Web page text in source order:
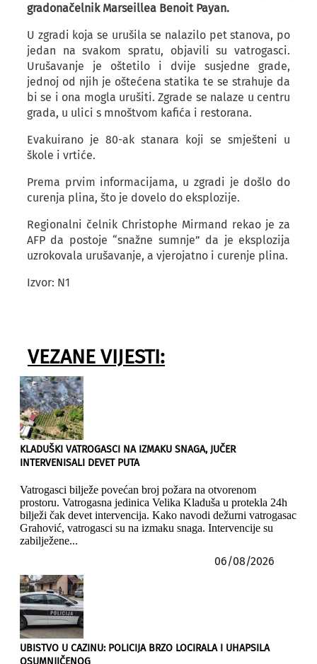
gradonačelnik Marseillea Benoit Payan.
U zgradi koja se urušila se nalazilo pet stanova, po
jedan na svakom spratu, objavili su vatrogasci.
Urušavanje je oštetilo i dvije susjedne grade,
jednoj od njih je oštećena statika te se strahuje da
bi se i ona mogla urušiti. Zgrade se nalaze u centru
grada, u ulici s mnoštvom kafića i restorana.
Evakuirano je 80-ak stanara koji se smješteni u
škole i vrtiće.
Prema prvim informacijama, u zgradi je došlo do
curenja plina, što je dovelo do eksplozije.
Regionalni čelnik Christophe Mirmand rekao je za
AFP da postoje “snažne sumnje” da je eksplozija
uzrokovala urušavanje, a vjerojatno i curenje plina.
Izvor: N1
VEZANE VIJESTI:
KLADUŠKI VATROGASCI NA IZMAKU SNAGA, JUČER
INTERVENISALI DEVET PUTA
Vatrogasci bilježe povećan broj požara na otvorenom
prostoru. Vatrogasna jedinica Velika Kladuša u protekla 24h
bilježi čak devet intervencija. Kako navodi dežurni vatrogasac
Grahović, vatrogasci su na izmaku snaga. Intervencije su
zabilježene...
06/08/2026
UBISTVO U CAZINU: POLICIJA BRZO LOCIRALA I UHAPSILA